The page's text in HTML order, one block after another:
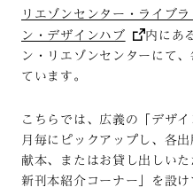
リエゾンセンター・ライブラ
ン・デザインハブ
内にあ
ン・リエゾンセンターにて
ています。
こちらでは、広義の「デザ
月毎にピックアップし、各
献本、またはお貸し出しい
新刊本紹介コーナー」を設け